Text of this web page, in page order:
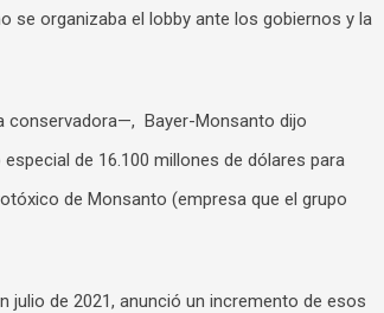
se organizaba el lobby ante los gobiernos y la
conservadora—, Bayer-Monsanto dijo
de 16.100 millones de dólares para
de Monsanto (empresa que el grupo
julio de 2021, anunció un incremento de esos